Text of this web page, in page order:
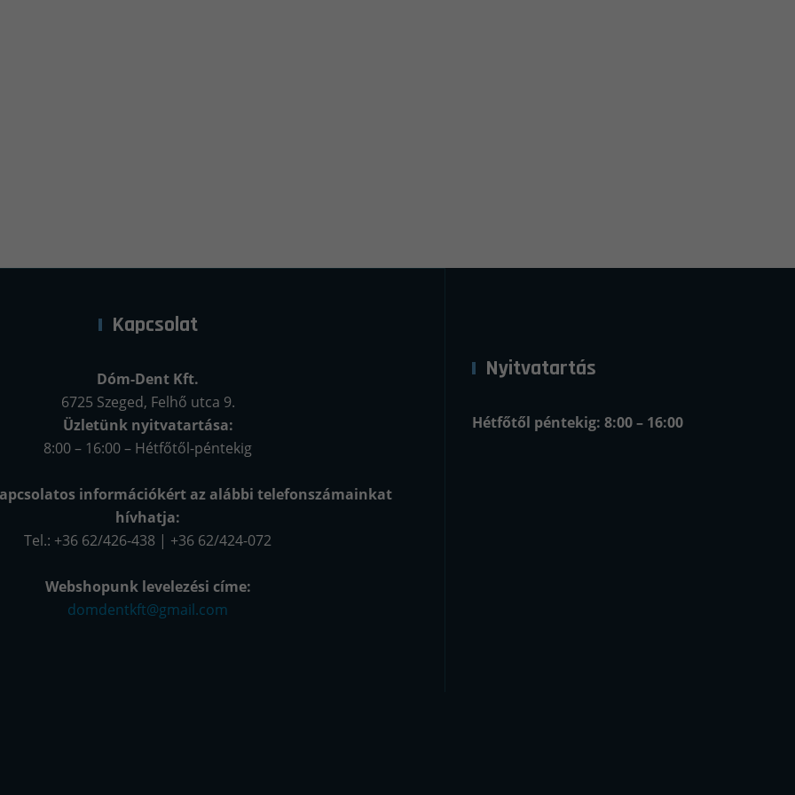
Kapcsolat
Dóm-Dent Kft.
6725 Szeged, Felhő utca 9.
Üzletünk nyitvatartása:
8:00 – 16:00 – Hétfőtől-péntekig
információkért az alábbi telefonszámainkat
hívhatja:
Tel.: +36 62/426-438 | +36 62/424-072
Webshopunk levelezési címe:
domdentkft@gmail.com
Nyitvatartás
Hétfőtől péntekig: 8:00 – 16:00